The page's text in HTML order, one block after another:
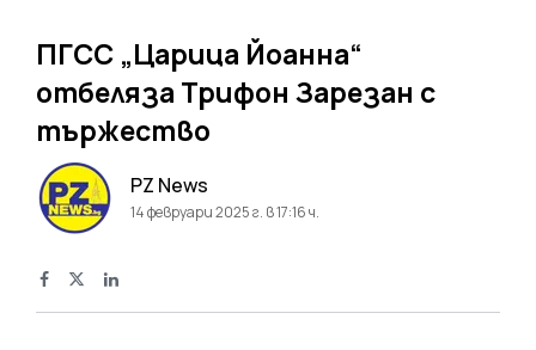
ПГСС „Царица Йоанна“
отбеляза Трифон Зарезан с
тържество
PZ News
14 февруари 2025 г. в 17:16 ч.